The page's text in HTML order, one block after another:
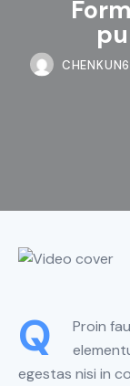
Q
Proin
egestas nisi in